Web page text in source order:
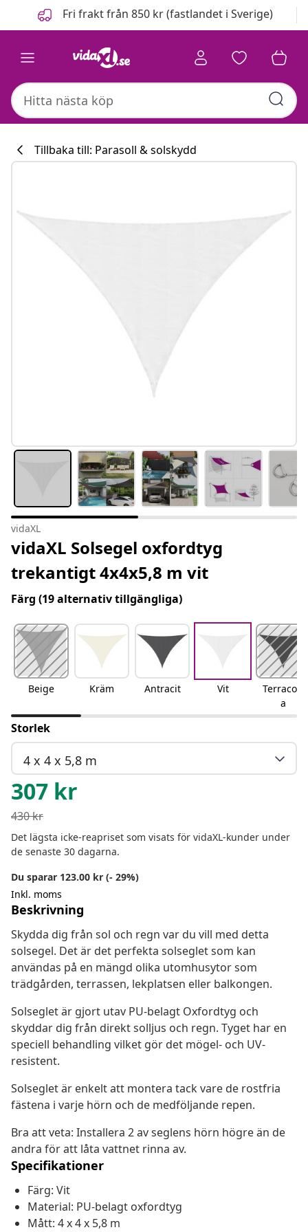
FöregåendeFri frakt från 850 kr (fastlandet i Sverige)
Tillbaka till: Parasoll & solskydd
vidaXL
vidaXL Solsegel oxfordtyg
trekantigt 4x4x5,8 m vit
Färg (19 alternativ tillgängliga)
Beige Kräm Antracit Vit
Terracott
a
Storlek
4 x 4 x 5,8 m
307 kr
430kr
Det lägsta icke-reapriset som visats för vidaXL-kunder under
de senaste 30 dagarna.
Du sparar 123.00 kr (- 29%)
Inkl. moms
Beskrivning
Skydda dig från sol och regn var du vill med detta
solsegel. Det är det perfekta solseglet som kan
användas på en mängd olika utomhusytor som
trädgården, terrassen, lekplatsen eller balkongen.
Solseglet är gjort utav PU-belagt Oxfordtyg och
skyddar dig från direkt solljus och regn. Tyget har en
speciell behandling vilket gör det mögel- och UV-
resistent.
Solseglet är enkelt att montera tack vare de rostfria
fästena i varje hörn och de medföljande repen.
Bra att veta: Installera 2 av seglens hörn högre än de
andra för att låta vattnet rinna av.
Specifikationer
Färg: Vit
Material: PU-belagt oxfordtyg
Mått: 4 x 4 x 5,8 m